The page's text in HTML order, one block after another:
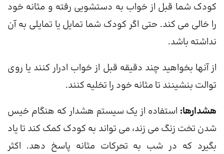
کودک شما قبل از خواب به دستشویی رفته و مثانه خود
را خالی می کند. حتی اگر کودک شما تمایل یا تمایلی به آن
نداشته باشد.
از آنها بخواهید چند دقیقه قبل از خواب ادرار کنند یا روی
توالت بنشینند تا مثانه خود را تخلیه کنند.
هشدارها: استفاده از یک سیستم هشدار که هنگام خیس
شدن تخت زنگ می زند، می تواند به کودک کمک کند تا یاد
بگیرد که در شب به تحرکات مثانه پاسخ دهد. اکثر